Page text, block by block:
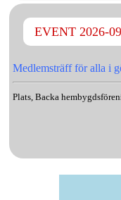
EVENT 2026-
Medlemsträff för alla i
Plats, Backa